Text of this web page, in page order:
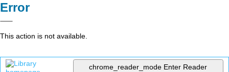
Error
This action is not available.
chrome_reader_mode Enter Reader